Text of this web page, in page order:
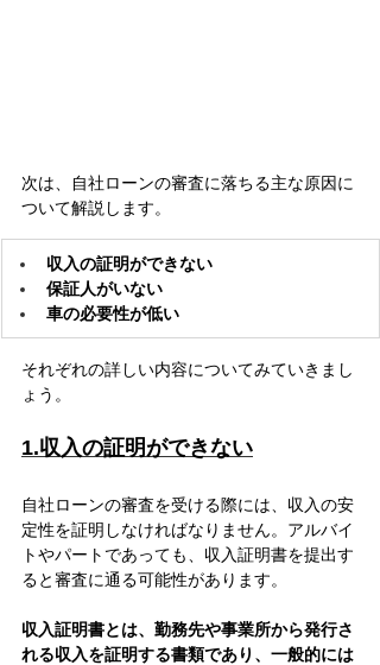
次は、自社ローンの審査に落ちる主な原因に
ついて解説します。
収入の証明ができない
保証人がいない
車の必要性が低い
それぞれの詳しい内容についてみていきまし
ょう。
1.収入の証明ができない
自社ローンの審査を受ける際には、収入の安
定性を証明しなければなりません。アルバイ
トやパートであっても、収入証明書を提出す
ると審査に通る可能性があります。
収入証明書とは、勤務先や事業所から発行さ
れる収入を証明する書類であり、一般的には